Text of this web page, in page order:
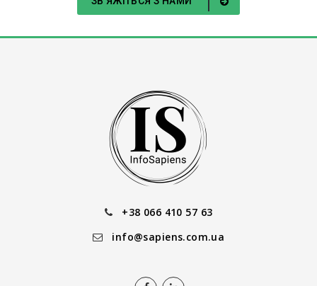
+38 066 410 57 63
info@sapiens.com.ua